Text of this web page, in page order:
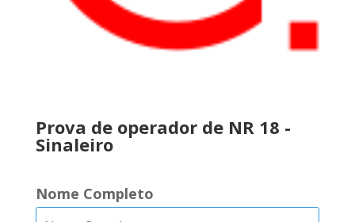
Prova de operador de NR 18 -
Sinaleiro
Nome Completo